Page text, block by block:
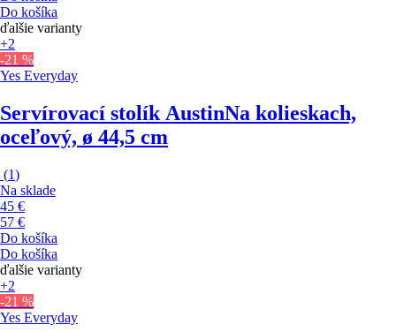
Do košíka
ďalšie varianty
+2
-21 %
Yes Everyday
Servírovací stolík AustinNa kolieskach,
oceľový, ø 44,5 cm
(1)
Na sklade
45 €
57 €
Do košíka
Do košíka
ďalšie varianty
+2
-21 %
Yes Everyday